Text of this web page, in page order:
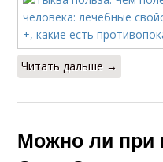
Читать дальше →
Можно ли при